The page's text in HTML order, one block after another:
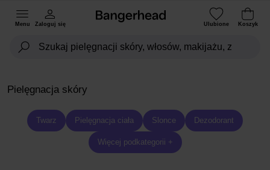
Menu Zaloguj się Ulubione Koszyk
Pielęgnacja skóry
Twarz Pielęgnacja ciała Slonce Dezodorant
Więcej podkategorii +